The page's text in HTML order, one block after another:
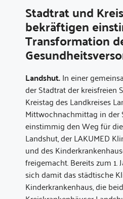
Stadtrat und
bekräftigen
Transformation
Landshut.In einer
der Stadtrat der kreisfreien
Kreistag des Landkreises
Mittwochnachmittag in der
einstimmig den Weg für
Landshut, der LAKUMED
und des
freigemacht. Bereits zum 1.
sich damit das städtische
Kinderkrankenhaus, die